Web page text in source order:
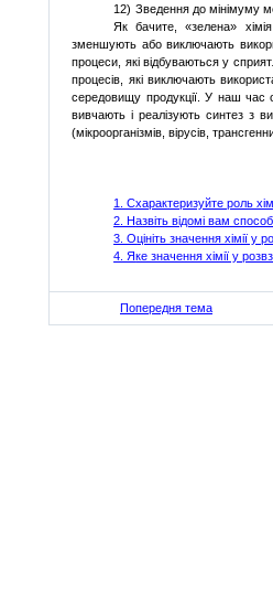
12) Зведення до мінімуму
Як бачите, «зелена»
зменшують або виключають
процеси, які відбуваються у
процесів, які виключають
середовищу продукції.У наш час
вивчають і реалізують синтез з
(мікроорганізмів, вірусів,
1. Схарактеризуйте роль
2. Назвіть відомі вам
3. Оцініть значення хімії у
4. Яке значення хімії у
Попередня тема